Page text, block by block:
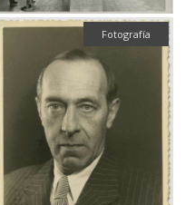
Fotografía